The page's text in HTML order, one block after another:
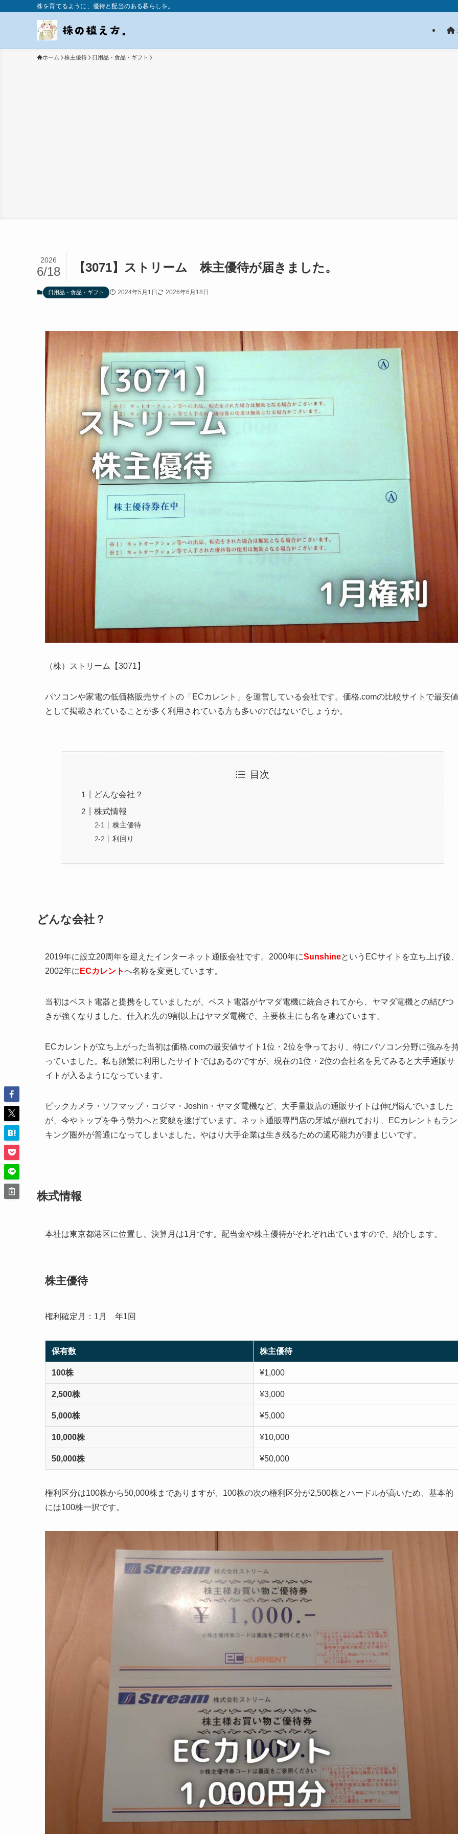
株を育てるように、優待と配当のある暮らしを。
ホーム 株主優待 日用品・食品・ギフト
【3071】ストリーム 株主優待が届きました。
2026
6/18
日用品・食品・ギフト 2024年5月1日 2026年6月18日
（株）ストリーム【3071】
パソコンや家電の低価格販売サイトの「ECカレント」を運営している会社です。価格.comの比較サイトで最安値
として掲載されていることが多く利用されている方も多いのではないでしょうか。
目次
どんな会社？
株式情報
株主優待
利回り
どんな会社？
2019年に設立20周年を迎えたインターネット通販会社です。2000年にSunshineというECサイトを立ち上げ後
2002年に ECカレントへ名称を変更しています。
当初はベスト電器と提携をしていましたが、ベスト電器がヤマダ電機に統合されてから、ヤマダ電機との結びつ
きが強くなりました。仕入れ先の9割以上はヤマダ電機で、主要株主にも名を連ねています。
ECカレントが立ち上がった当初は価格.comの最安値サイト1位・2位を争っており、特にパソコン分野に強みを
っていました。私も頻繁に利用したサイトではあるのですが、現在の1位・2位の会社名を見てみると大手通販サ
イトが入るようになっています。
ビックカメラ・ソフマップ・コジマ・Joshin・ヤマダ電機など、大手量販店の通販サイトは伸び悩んでいました
が、今やトップを争う勢力へと変貌を遂げています。ネット通販専門店の牙城が崩れており、ECカレントもラン
キング圏外が普通になってしまいました。やはり大手企業は生き残るための適応能力が凄まじいです。
株式情報
本社は東京都港区に位置し、決算月は1月です。配当金や株主優待がそれぞれ出ていますので、紹介します。
株主優待
権利確定月：1月 年1回
保有数 株主優待
100株 ¥1,000
2,500株 ¥3,000
5,000株 ¥5,000
10,000株 ¥10,000
50,000株 ¥50,000
権利区分は100株から50,000株までありますが、100株の次の権利区分が2,500株とハードルが高いため、基本的
には100株一択です。